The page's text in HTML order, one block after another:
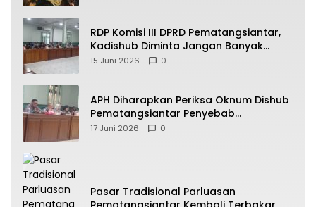
RDP Komisi III DPRD Pematangsiantar,
Kadishub Diminta Jangan Banyak
Alasan
15 Juni 2026 0
APH Diharapkan Periksa Oknum Dishub
Pematangsiantar Penyebab
Kebocoran PAD Retribusi Parkir
17 Juni 2026 0
Pasar Tradisional Parluasan